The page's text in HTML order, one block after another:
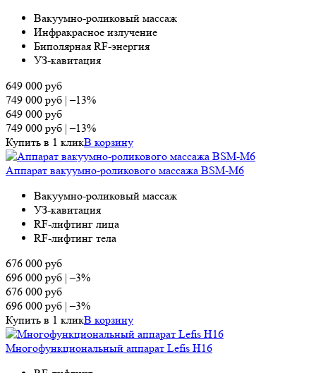
Вакуумно-роликовый массаж
Инфракрасное излучение
Биполярная RF-энергия
УЗ-кавитация
649 000 руб
749 000 руб |–13%
649 000 руб
749 000 руб |–13%
Купить в 1 кликВ корзину
Аппарат вакуумно-роликового массажа BSM-M6
Вакуумно-роликовый массаж
УЗ-кавитация
RF-лифтинг лица
RF-лифтинг тела
676 000 руб
696 000 руб |–3%
676 000 руб
696 000 руб |–3%
Купить в 1 кликВ корзину
Многофункциональный аппарат Lefis H16